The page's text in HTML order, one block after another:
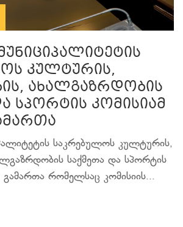
კულტურის,
ახალგაზრდობის
სპორტის კომისიამ
საკრებულოს კულტურის,
საქმეთა და სპორტის
გამართა რომელსაც კომისიის...